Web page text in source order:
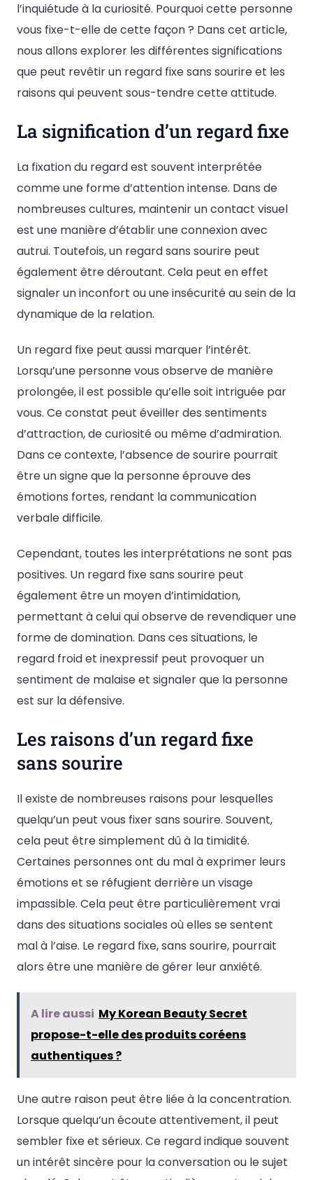
l’inquiétude à la curiosité. Pourquoi cette personne
vous fixe-t-elle de cette façon ? Dans cet article,
nous allons explorer les différentes significations
que peut revêtir un regard fixe sans sourire et les
raisons qui peuvent sous-tendre cette attitude.
La signification d’un regard fixe
La fixation du regard est souvent interprétée
comme une forme d’attention intense. Dans de
nombreuses cultures, maintenir un contact visuel
est une manière d’établir une connexion avec
autrui. Toutefois, un regard sans sourire peut
également être déroutant. Cela peut en effet
signaler un inconfort ou une insécurité au sein de la
dynamique de la relation.
Un regard fixe peut aussi marquer l’intérêt.
Lorsqu’une personne vous observe de manière
prolongée, il est possible qu’elle soit intriguée par
vous. Ce constat peut éveiller des sentiments
d’attraction, de curiosité ou même d’admiration.
Dans ce contexte, l’absence de sourire pourrait
être un signe que la personne éprouve des
émotions fortes, rendant la communication
verbale difficile.
Cependant, toutes les interprétations ne sont pas
positives. Un regard fixe sans sourire peut
également être un moyen d’intimidation,
permettant à celui qui observe de revendiquer une
forme de domination. Dans ces situations, le
regard froid et inexpressif peut provoquer un
sentiment de malaise et signaler que la personne
est sur la défensive.
Les raisons d’un regard fixe
sans sourire
Il existe de nombreuses raisons pour lesquelles
quelqu’un peut vous fixer sans sourire. Souvent,
cela peut être simplement dû à la timidité.
Certaines personnes ont du mal à exprimer leurs
émotions et se réfugient derrière un visage
impassible. Cela peut être particulièrement vrai
dans des situations sociales où elles se sentent
mal à l’aise. Le regard fixe, sans sourire, pourrait
alors être une manière de gérer leur anxiété.
A lire aussi My Korean Beauty Secret
propose-t-elle des produits coréens
authentiques ?
Une autre raison peut être liée à la concentration.
Lorsque quelqu’un écoute attentivement, il peut
sembler fixe et sérieux. Ce regard indique souvent
un intérêt sincère pour la conversation ou le sujet